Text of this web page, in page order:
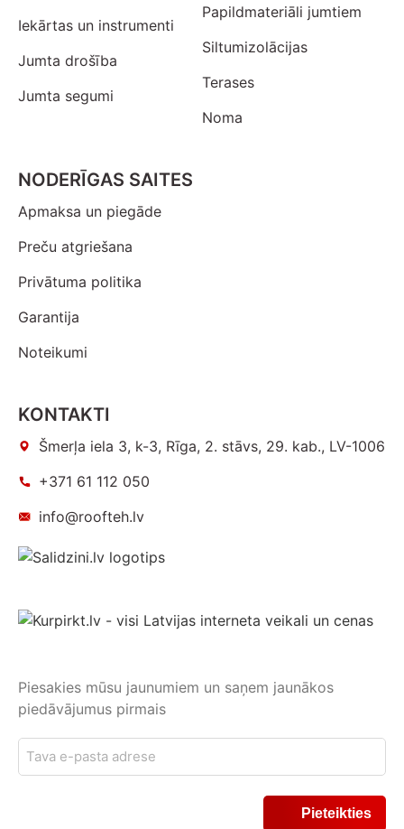
Iekārtas un instrumenti
Jumta drošība
Jumta segumi
Papildmateriāli jumtiem
Siltumizolācijas
Terases
Noma
NODERĪGAS SAITES
Apmaksa un piegāde
Preču atgriešana
Privātuma politika
Garantija
Noteikumi
KONTAKTI
Šmerļa iela 3, k-3, Rīga, 2. stāvs, 29. kab., LV-1006
+371 61 112 050
info@roofteh.lv
Piesakies mūsu jaunumiem un saņem jaunākos
piedāvājumus pirmais